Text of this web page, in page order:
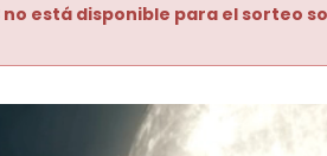
no está disponible para el sorteo